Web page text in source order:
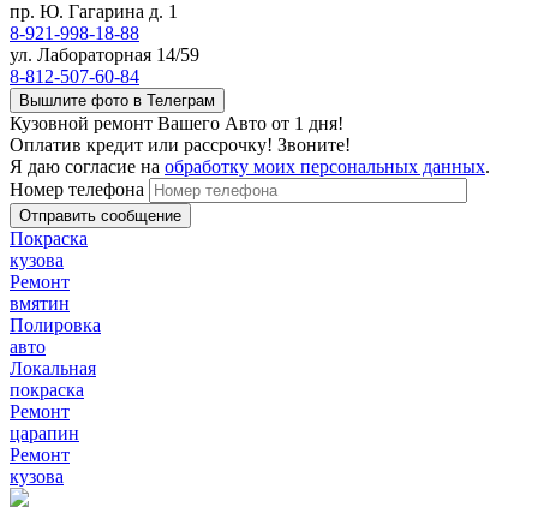
пр. Ю. Гагарина д. 1
8-921-998-18-88
ул. Лабораторная 14/59
8-812-507-60-84
Вышлите фото в Телеграм
Кузовной ремонт Вашего Авто от 1 дня!
Оплатив кредит или рассрочку! Звоните!
Я даю согласие на обработку моих персональных данных.
Номер телефона
Покраска
кузова
Ремонт
вмятин
Полировка
авто
Локальная
покраска
Ремонт
царапин
Ремонт
кузова